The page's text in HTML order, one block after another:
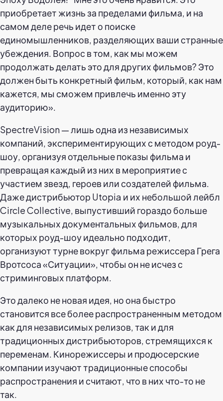
приобретает жизнь за пределами фильма, и на
самом деле речь идет о поиске
единомышленников, разделяющих ваши странные
убеждения. Вопрос в том, как мы можем
продолжать делать это для других фильмов? Это
должен быть конкретный фильм, который, как нам
кажется, мы сможем привлечь именно эту
аудиторию».
SpectreVision — лишь одна из независимых
компаний, экспериментирующих с методом роуд-
шоу, организуя отдельные показы фильма и
превращая каждый из них в мероприятие с
участием звезд, героев или создателей фильма.
Даже дистрибьютор Utopia и их небольшой лейбл
Circle Collective, выпустивший гораздо больше
музыкальных документальных фильмов, для
которых роуд-шоу идеально подходит,
организуют турне вокруг фильма режиссера Грега
Вротсоса «Ситуации», чтобы он не исчез с
стриминговых платформ.
Это далеко не новая идея, но она быстро
становится все более распространенным методом
как для независимых релизов, так и для
традиционных дистрибьюторов, стремящихся к
переменам. Кинорежиссеры и продюсерские
компании изучают традиционные способы
распространения и считают, что в них что-то не
так.